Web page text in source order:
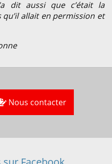
dit aussi que c’était la
allait en permission et
Nous contacter